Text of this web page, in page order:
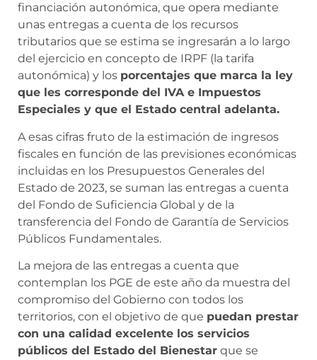
financiación autonómica, que opera mediante
unas entregas a cuenta de los recursos
tributarios que se estima se ingresarán a lo largo
del ejercicio en concepto de IRPF (la tarifa
autonómica) y los porcentajes que marca la ley
que les corresponde del IVA e Impuestos
Especiales y que el Estado central adelanta.
A esas cifras fruto de la estimación de ingresos
fiscales en función de las previsiones económicas
incluidas en los Presupuestos Generales del
Estado de 2023, se suman las entregas a cuenta
del Fondo de Suficiencia Global y de la
transferencia del Fondo de Garantía de Servicios
Públicos Fundamentales.
La mejora de las entregas a cuenta que
contemplan los PGE de este año da muestra del
compromiso del Gobierno con todos los
territorios, con el objetivo de que puedan prestar
con una calidad excelente los servicios
públicos del Estado del Bienestar que se